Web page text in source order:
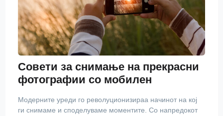
Совети за снимање на прекрасни
фотографии со мобилен
Модерните уреди го револуционизираа начинот на кој
ги снимаме и споделуваме моментите. Со напредокот